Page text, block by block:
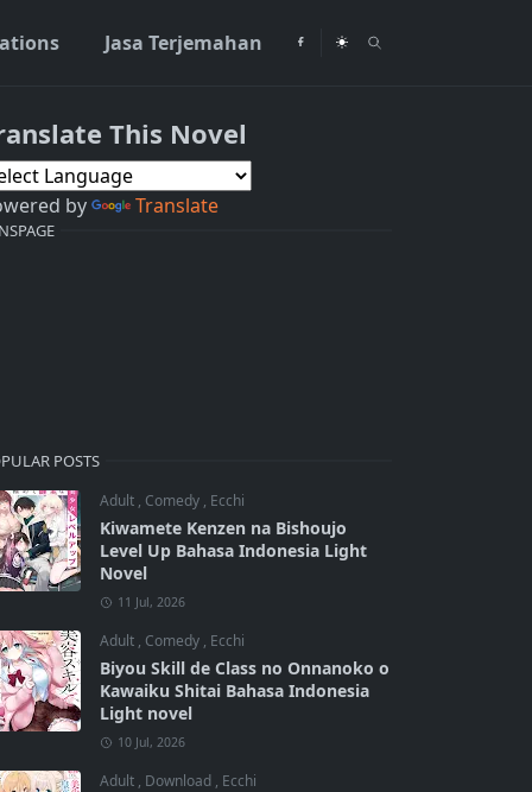
Jasa Terjemahan
This Novel
by Translate
POSTS
Adult , Comedy , Ecchi
Kiwamete Kenzen na Bishoujo
Level Up Bahasa Indonesia Light
Novel
11 Jul, 2026
Adult , Comedy , Ecchi
Biyou Skill de Class no Onnanoko o
Kawaiku Shitai Bahasa Indonesia
Light novel
10 Jul, 2026
Adult , Download , Ecchi